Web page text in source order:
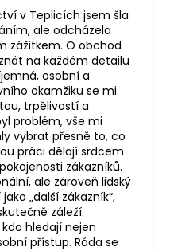
v Teplicích jsem šla
ale odcházela
zážitkem. O obchod
na každém detailu
osobní a
okamžiku se mi
trpělivostí a
problém, vše mi
vybrat přesně to, co
práci dělají srdcem
zákazníků.
ale zároveň lidský
„další zákazník“,
záleží.
hledají nejen
přístup. Ráda se